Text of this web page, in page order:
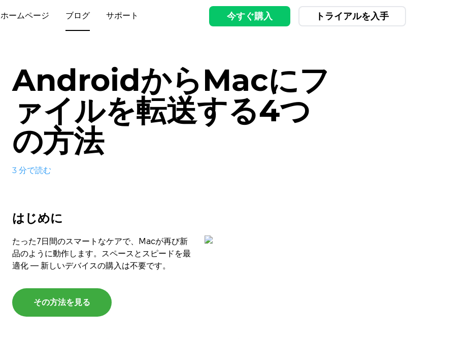
ホームページ ブログ サポート 今すぐ購入 トライアルを入手
AndroidからMacにフ
ァイルを転送する4つ
の方法
3 分で読む
はじめに
たった7日間のスマートなケアで、Macが再び新
品のように動作します。スペースとスピードを最
適化 — 新しいデバイスの購入は不要です。
その方法を見る